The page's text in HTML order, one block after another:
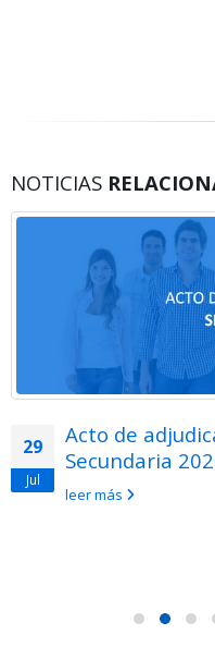
NOTICIAS
29
Jul
Acto de
Secundaria
leer más